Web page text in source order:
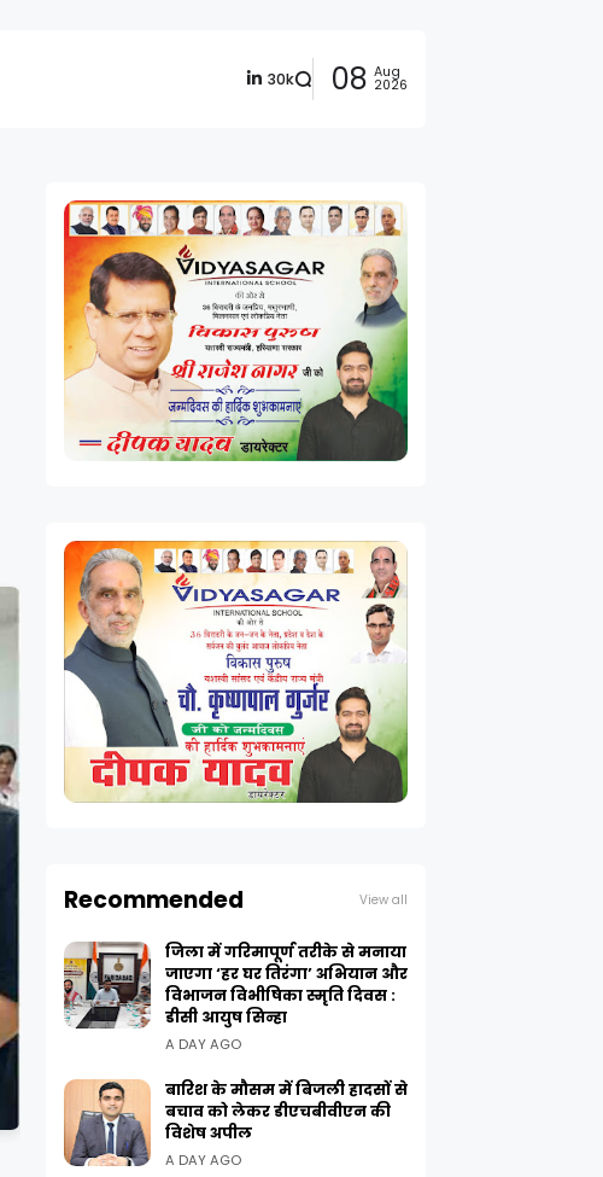
30k 08 Aug
2026
Recommended View all
जिला में गरिमापूर्ण तरीके से मनाया
जाएगा ‘हर घर तिरंगा’ अभियान और
विभाजन विभीषिका स्मृति दिवस :
डीसी आयुष सिन्हा
A DAY AGO
बारिश के मौसम में बिजली हादसों से
बचाव को लेकर डीएचबीवीएन की
विशेष अपील
A DAY AGO